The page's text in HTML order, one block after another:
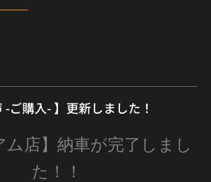
購入- 】更新しました！
ム店】納車が完了しまし
た！！